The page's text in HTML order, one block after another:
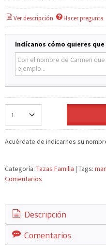
Ver descripción Hacer pregunta
Indícanos cómo quieres
Acuérdate de indicarnos su
Categoría: Tazas Familia | Tags:
Comentarios
Descripción
Comentarios